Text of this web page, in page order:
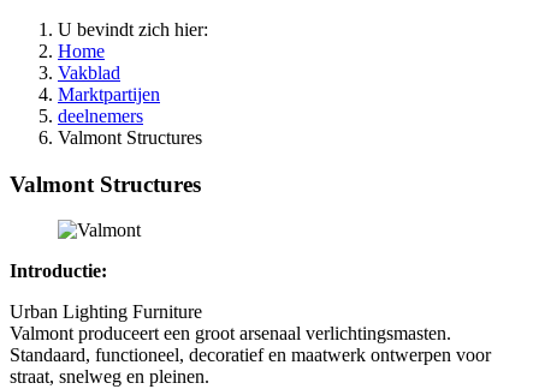
U bevindt zich hier:
Home
Vakblad
Marktpartijen
deelnemers
Valmont Structures
Valmont Structures
Introductie:
Urban Lighting Furniture
Valmont produceert een groot arsenaal verlichtingsmasten.
Standaard, functioneel, decoratief en maatwerk ontwerpen voor
straat, snelweg en pleinen.